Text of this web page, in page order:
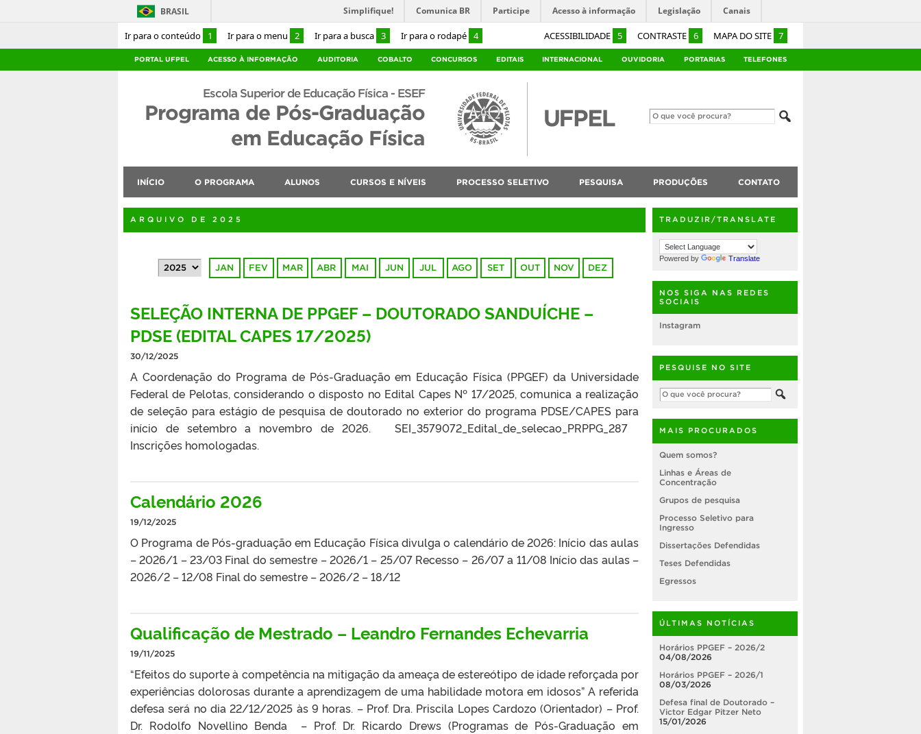
Ir para o conteúdo 1 Ir para o menu 2 Ir para a busca 3 Ir para o rodapé 4 ACESSIBILIDADE 5 CONTRASTE 6 MAPA DO SITE 7
BRASIL Simplifique! Comunica BR Participe Acesso à informação Legislação Canais
PORTAL UFPEL ACESSO À INFORMAÇÃO AUDITORIA COBALTO CONCURSOS EDITAIS INTERNACIONAL OUVIDORIA PORTARIAS TELEFONES
Escola Superior de Educação Física - ESEF
Programa de Pós-Graduação
em Educação Física
INÍCIO O PROGRAMA ALUNOS CURSOS E NÍVEIS PROCESSO SELETIVO PESQUISA PRODUÇÕES CONTATO
ARQUIVO DE 2025
JAN FEV MAR ABR MAI JUN JUL AGO SET OUT NOV DEZ
SELEÇÃO INTERNA DE PPGEF – DOUTORADO SANDUÍCHE –
PDSE (EDITAL CAPES 17/2025)
30/12/2025
A Coordenação do Programa de Pós-Graduação em Educação Física (PPGEF) da Universidade
Federal de Pelotas, considerando o disposto no Edital Capes Nº 17/2025, comunica a realização
de seleção para estágio de pesquisa de doutorado no exterior do programa PDSE/CAPES para
início de setembro a novembro de 2026. SEI_3579072_Edital_de_selecao_PRPPG_287
Inscrições homologadas.
Calendário 2026
19/12/2025
O Programa de Pós-graduação em Educação Física divulga o calendário de 2026: Início das aulas
– 2026/1 – 23/03 Final do semestre – 2026/1 – 25/07 Recesso – 26/07 a 11/08 Início das aulas –
2026/2 – 12/08 Final do semestre – 2026/2 – 18/12
Qualificação de Mestrado – Leandro Fernandes Echevarria
19/11/2025
“Efeitos do suporte à competência na mitigação da ameaça de estereótipo de idade reforçada por
experiências dolorosas durante a aprendizagem de uma habilidade motora em idosos” A referida
defesa será no dia 22/12/2025 às 9 horas. – Prof. Dra. Priscila Lopes Cardozo (Orientador) – Prof.
Dr. Rodolfo Novellino Benda – Prof. Dr. Ricardo Drews (Programas de Pós-Graduação em
TRADUZIR/TRANSLATE
Powered by Translate
NOS SIGA NAS REDES
SOCIAIS
Instagram
PESQUISE NO SITE
MAIS PROCURADOS
Quem somos?
Linhas e Áreas de
Concentração
Grupos de pesquisa
Processo Seletivo para
Ingresso
Dissertações Defendidas
Teses Defendidas
Egressos
ÚLTIMAS NOTÍCIAS
Horários PPGEF – 2026/2
04/08/2026
Horários PPGEF – 2026/1
08/03/2026
Defesa final de Doutorado –
Victor Edgar Pitzer Neto
15/01/2026